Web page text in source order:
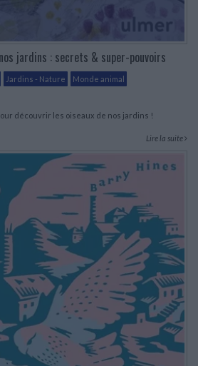
jardins : secrets & super-pouvoirs
Jardins - Nature Monde animal
découvrir les oiseaux de nos jardins !
Lire la suite